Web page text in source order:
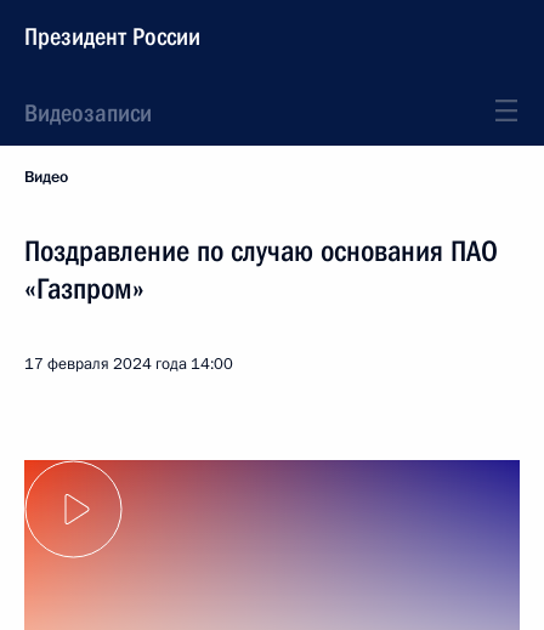
Президент России
Видеозаписи
Видео
Поздравление по случаю основания ПАО
«Газпром»
17 февраля 2024 года 14:00